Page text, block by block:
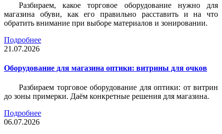
Разбираем, какое торговое оборудование нужно для
магазина обуви, как его правильно расставить и на что
обратить внимание при выборе материалов и зонировании.
Подробнее
21.07.2026
Оборудование для магазина оптики: витрины для очков
Разбираем торговое оборудование для оптики: от витрин
до зоны примерки. Даём конкретные решения для магазина.
Подробнее
06.07.2026